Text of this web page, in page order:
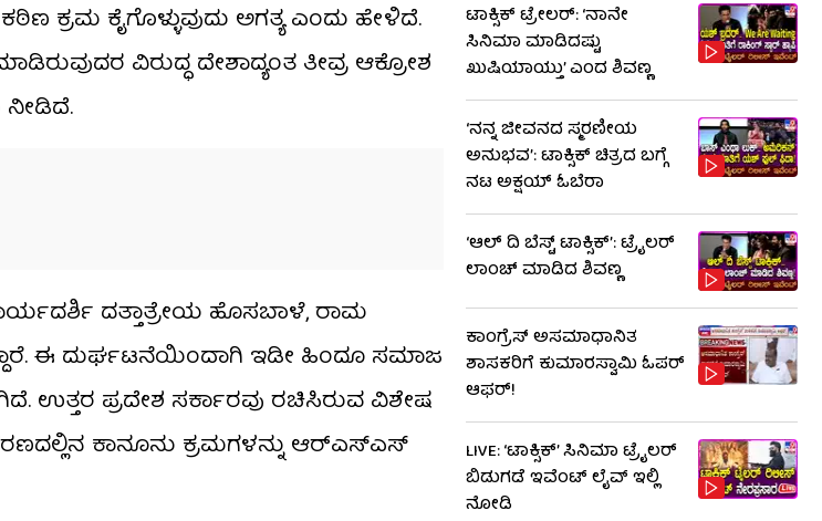
ಕೈಗೊಳ್ಳುವುದು ಅಗತ್ಯ ಎಂದು ಹೇಳಿದೆ.
ವಿರುದ್ಧ ದೇಶಾದ್ಯಂತ ತೀವ್ರ ಆಕ್ರೋಶ
ನೀಡಿದೆ.
ದತ್ತಾತ್ರೇಯ ಹೊಸಬಾಳೆ, ರಾಮ
ಈ ದುರ್ಘಟನೆಯಿಂದಾಗಿ ಇಡೀ ಹಿಂದೂ ಸಮಾಜ
ಉತ್ತರ ಪ್ರದೇಶ ಸರ್ಕಾರವು ರಚಿಸಿರುವ ವಿಶೇಷ
ಕಾನೂನು ಕ್ರಮಗಳನ್ನು ಆರ್‌ಎಸ್‌ಎಸ್
ಟಾಕ್ಸಿಕ್ ಟ್ರೇಲರ್​: ‘ನಾನೇ
ಸಿನಿಮಾ ಮಾಡಿದಷ್ಟು
ಖುಷಿಯಾಯ್ತು’ ಎಂದ ಶಿವಣ್ಣ
‘ನನ್ನ ಜೀವನದ ಸ್ಮರಣೀಯ
ಅನುಭವ’: ಟಾಕ್ಸಿಕ್ ಚಿತ್ರದ ಬಗ್ಗೆ
ನಟ ಅಕ್ಷಯ್ ಓಬೆರಾ
‘ಆಲ್​ ದಿ ಬೆಸ್ಟ್​ ಟಾಕ್ಸಿಕ್’: ಟ್ರೈಲರ್​
ಲಾಂಚ್ ಮಾಡಿದ ಶಿವಣ್ಣ
ಕಾಂಗ್ರೆಸ್ ಅಸಮಾಧಾನಿತ
ಶಾಸಕರಿಗೆ ಕುಮಾರಸ್ವಾಮಿ ಓಪರ್
ಆಫರ್!
LIVE: ‘ಟಾಕ್ಸಿಕ್’ ಸಿನಿಮಾ ಟ್ರೈಲರ್
ಬಿಡುಗಡೆ ಇವೆಂಟ್ ಲೈವ್ ಇಲ್ಲಿ
ನೋಡಿ